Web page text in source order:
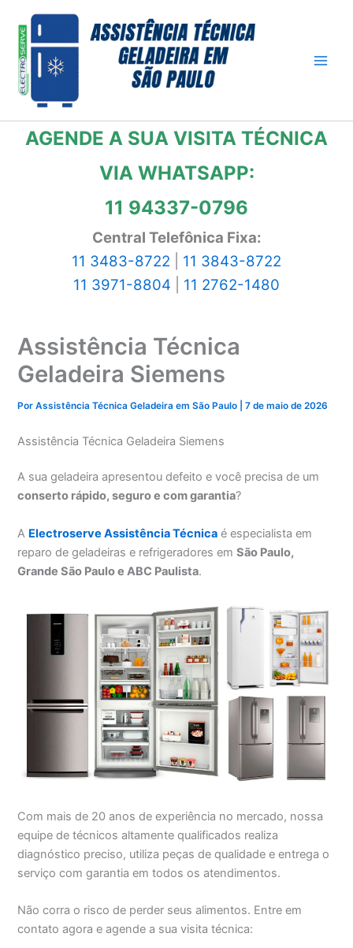
para
conteúdo
AGENDE A SUA VISITA TÉCNICA
VIA WHATSAPP:
11 94337-0796
Central Telefônica Fixa:
11 3483-8722
11 3843-8722
11 3971-8804
11 2762-1480
Assistência Técnica
Geladeira Siemens
PorAssistência Técnica Geladeira em São Paulo |7 de maio de 2026
Assistência Técnica Geladeira Siemens
A sua geladeira apresentou defeito e você precisa de um
conserto rápido, seguro e com garantia?
A Electroserve Assistência Técnica é especialista em
reparo de geladeiras e refrigeradores emSão Paulo,
Grande São Paulo e ABC Paulista.
Com mais de 20 anos de experiência no mercado, nossa
equipe de técnicos altamente qualificados realiza
diagnóstico preciso, utiliza peças de qualidade e entrega o
serviço com garantia em todos os atendimentos.
Não corra o risco de perder seus alimentos. Entre em
contato agora e agende a sua visita técnica: